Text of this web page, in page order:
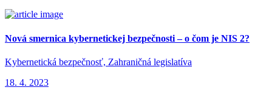
Nová smernica kybernetickej bezpečnosti – o čom je NIS 2?
Kybernetická bezpečnosť, Zahraničná legislatíva
18. 4. 2023